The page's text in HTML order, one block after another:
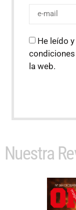
He leído
la web.
Nuestra